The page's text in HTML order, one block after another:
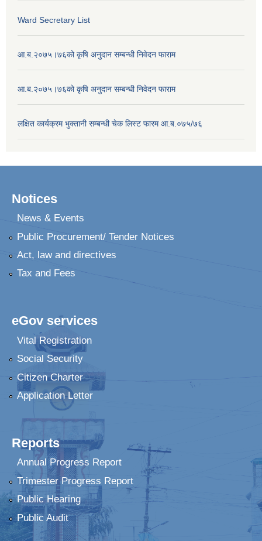
Ward Secretary List
आ.ब.२०७५।७६को कृषि अनुदान सम्बन्धी निवेदन फाराम
आ.ब.२०७५।७६को कृषि अनुदान सम्बन्धी निवेदन फाराम
लक्षित कार्यक्रम भुक्तानी सम्बन्धी चेक लिस्ट फारम आ.ब.०७५/७६
Notices
News & Events
Public Procurement/ Tender Notices
Act, law and directives
Tax and Fees
eGov services
Vital Registration
Social Security
Citizen Charter
Application Letter
Reports
Annual Progress Report
Trimester Progress Report
Public Hearing
Public Audit